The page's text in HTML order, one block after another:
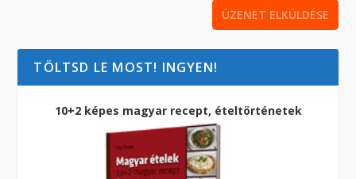
TÖLTSD LE MOST! INGYEN!
10+2 képes magyar recept, ételtörténetek